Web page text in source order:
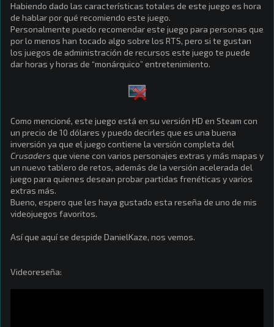
Habiendo dado las características totales de este juego es hora
de hablar por qué recomiendo este juego.
Personalmente puedo recomendar este juego para personas que
por lo menos han tocado algo sobre los RTS, pero si te gustan
los juegos de administración de recursos este juego te puede
dar horas y horas de “monárquico” entretenimiento.
Como mencioné, este juego está en su versión HD en Steam con
un precio de 10 dólares y puedo decirles que es una buena
inversión ya que el juego contiene la versión completa del
Crusadersque viene con varios personajes extras y más mapas y
un nuevo tablero de retos, además de la versión acelerada del
juego para quienes desean probar partidas frenéticas y varios
extras más.
Bueno, espero que les haya gustado esta reseña de uno de mis
videojuegos favoritos.
Así que aquí se despide DanielKaze, nos vemos.
Videoreseña: